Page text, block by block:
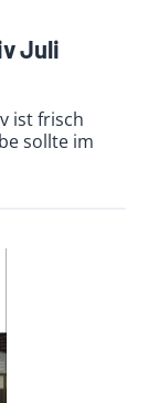
Juli
ist frisch
sollte im